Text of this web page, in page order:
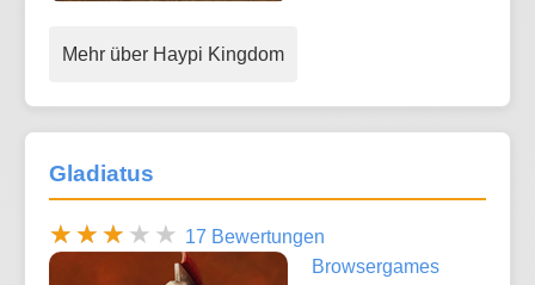
Mehr über Haypi Kingdom
Gladiatus
17 Bewertungen
Browsergames